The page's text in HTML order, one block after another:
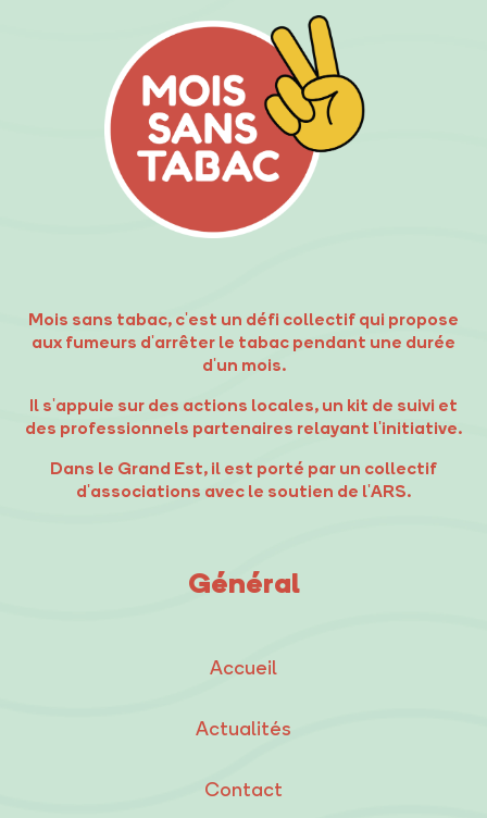
Mois sans tabac, c'est un défi collectif qui propose
aux fumeurs d'arrêter le tabac pendant une durée
d'un mois.
Il s'appuie sur des actions locales, un kit de suivi et
des professionnels partenaires relayant l'initiative.
Dans le Grand Est, il est porté par un collectif
d'associations avec le soutien de l'ARS.
Général
Accueil
Actualités
Contact